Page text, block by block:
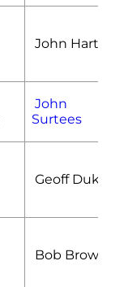
John Hartle
John
Surtees
Geoff Duke
Bob Brown